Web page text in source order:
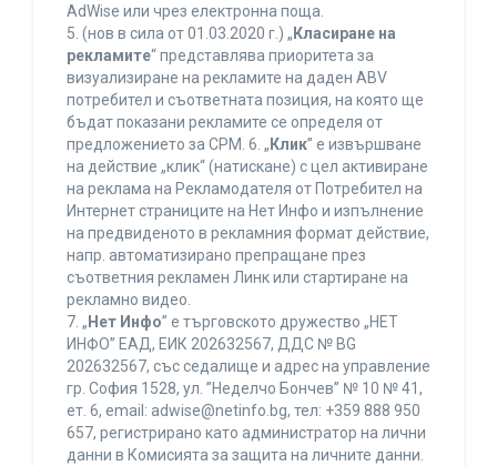
AdWise или чрез електронна поща.
5. (нов в сила от 01.03.2020 г.) „ Класиране на
рекламите“ представлява приоритета за
визуализиране на рекламите на даден ABV
потребител и съответната позиция, на която ще
бъдат показани рекламите се определя от
предложението за CPM. 6. „ Клик” е извършване
на действие „клик“ (натискане) с цел активиране
на реклама на Рекламодателя от Потребител на
Интернет страниците на Нет Инфо и изпълнение
на предвиденото в рекламния формат действие,
напр. автоматизирано препращане през
съответния рекламен Линк или стартиране на
рекламно видео.
7. „ Нет Инфо” е търговското дружество „НЕТ
ИНФО” ЕАД, ЕИК 202632567, ДДС № BG
202632567, със седалище и адрес на управление
гр. София 1528, ул. ”Неделчо Бончев” № 10 № 41,
ет. 6, еmail: adwise@netinfo.bg, тел: +359 888 950
657, регистрирано като администратор на лични
данни в Комисията за защита на личните данни.